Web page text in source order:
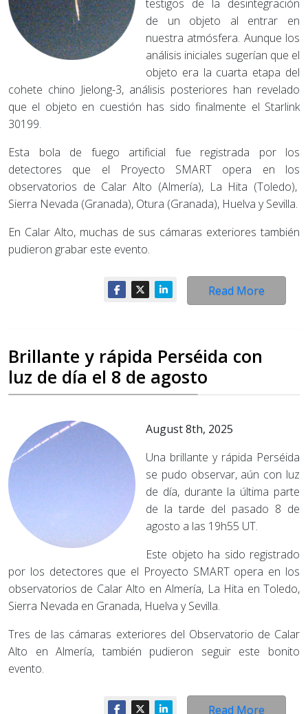
testigos de la desintegración
de un objeto al entrar en
nuestra atmósfera. Aunque los
análisis iniciales sugerían que el
objeto era la cuarta etapa del
cohete chino Jielong-3, análisis posteriores han revelado
que el objeto en cuestión has sido finalmente el Starlink
30199.
Esta bola de fuego artificial fue registrada por los
detectores que el Proyecto SMART opera en los
observatorios de Calar Alto (Almería), La Hita (Toledo),
Sierra Nevada (Granada), Otura (Granada), Huelva y Sevilla.
En Calar Alto, muchas de sus cámaras exteriores también
pudieron grabar este evento.
Read More
Brillante y rápida Perséida con
luz de día el 8 de agosto
August 8th, 2025
Una brillante y rápida Perséida
se pudo observar, aún con luz
de día, durante la última parte
de la tarde del pasado 8 de
agosto a las 19h55 UT.
Este objeto ha sido registrado
por los detectores que el Proyecto SMART opera en los
observatorios de Calar Alto en Almería, La Hita en Toledo,
Sierra Nevada en Granada, Huelva y Sevilla.
Tres de las cámaras exteriores del Observatorio de Calar
Alto en Almería, también pudieron seguir este bonito
evento.
Read More